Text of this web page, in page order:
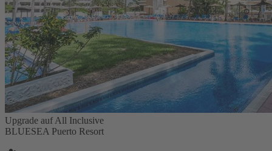
Upgrade auf All Inclusive
BLUESEA Puerto Resort